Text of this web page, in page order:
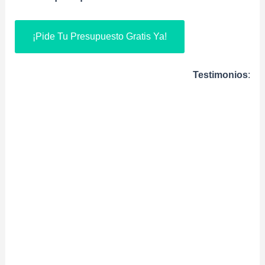
¡Pide Tu Presupuesto Gratis Ya!
Testimonios: